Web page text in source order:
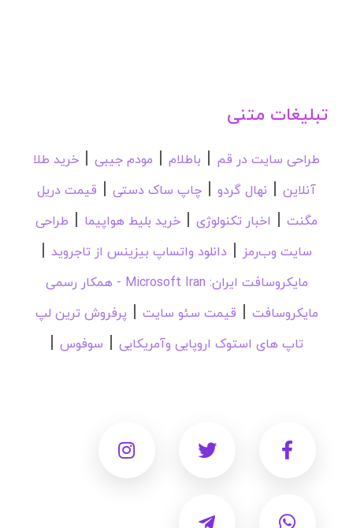
تبلیغات متنی
طراحی سایت در قم | باطلام | مودم جیبی | خرید طلا
آنلاین | نهال گردو | چاپ ساک دستی | قیمت دریل
مگنت | اخبار تکنولوژی | خرید بلیط هواپیما | طراحی
سایت وب‌رمز | دانلود واتساپ بیزینس از تاجروید |
مایکروسافت ایران: Microsoft Iran - همکار رسمی
مایکروسافت | قیمت سئو سایت |پرفروش ترین لپ
تاپ های استوک اروپایی وآمریکایی | سوفوس |